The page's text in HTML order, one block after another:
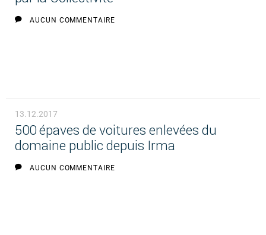
AUCUN COMMENTAIRE
13.12.2017
500 épaves de voitures enlevées du
domaine public depuis Irma
AUCUN COMMENTAIRE